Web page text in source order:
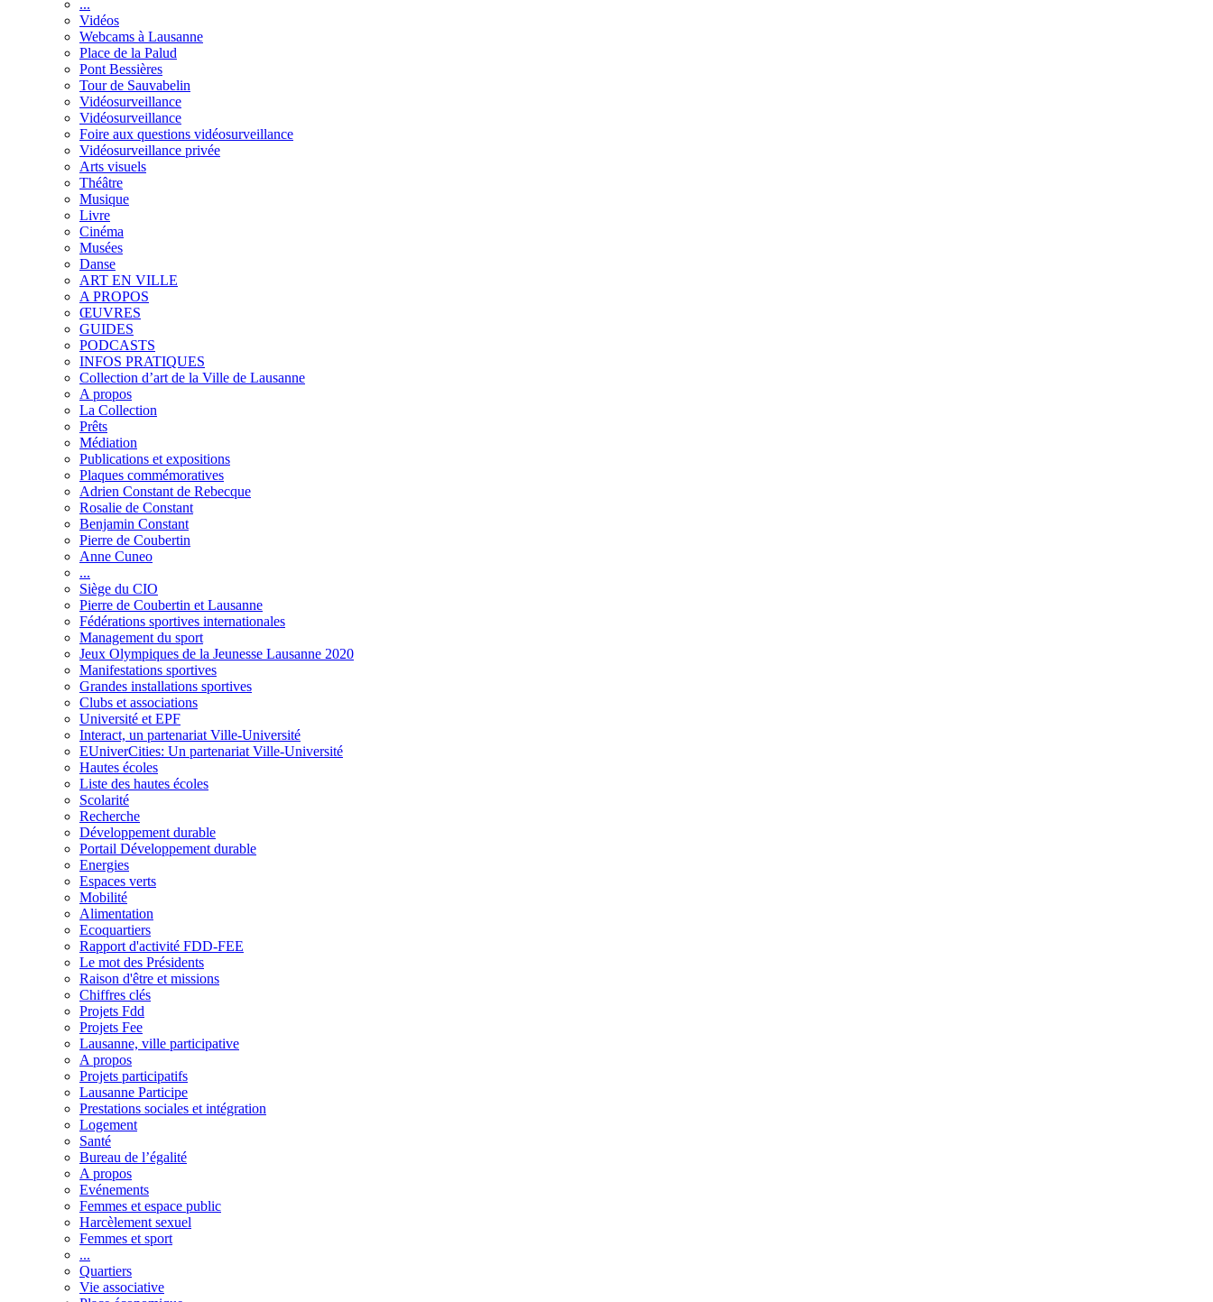
...
Vidéos
Webcams à Lausanne
Place de la Palud
Pont Bessières
Tour de Sauvabelin
Vidéosurveillance
Vidéosurveillance
Foire aux questions vidéosurveillance
Vidéosurveillance privée
Arts visuels
Théâtre
Musique
Livre
Cinéma
Musées
Danse
ART EN VILLE
A PROPOS
ŒUVRES
GUIDES
PODCASTS
INFOS PRATIQUES
Collection d’art de la Ville de Lausanne
A propos
La Collection
Prêts
Médiation
Publications et expositions
Plaques commémoratives
Adrien Constant de Rebecque
Rosalie de Constant
Benjamin Constant
Pierre de Coubertin
Anne Cuneo
...
Siège du CIO
Pierre de Coubertin et Lausanne
Fédérations sportives internationales
Management du sport
Jeux Olympiques de la Jeunesse Lausanne 2020
Manifestations sportives
Grandes installations sportives
Clubs et associations
Université et EPF
Interact, un partenariat Ville-Université
EUniverCities: Un partenariat Ville-Université
Hautes écoles
Liste des hautes écoles
Scolarité
Recherche
Développement durable
Portail Développement durable
Energies
Espaces verts
Mobilité
Alimentation
Ecoquartiers
Rapport d'activité FDD-FEE
Le mot des Présidents
Raison d'être et missions
Chiffres clés
Projets Fdd
Projets Fee
Lausanne, ville participative
A propos
Projets participatifs
Lausanne Participe
Prestations sociales et intégration
Logement
Santé
Bureau de l’égalité
A propos
Evénements
Femmes et espace public
Harcèlement sexuel
Femmes et sport
...
Quartiers
Vie associative